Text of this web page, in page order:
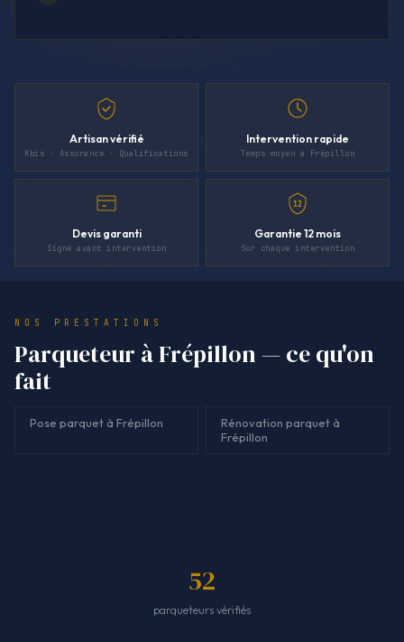
Artisan vérifié
Kbis · Assurance · Qualifications
Intervention rapide
Temps moyen à Frépillon
Devis garanti
Signé avant intervention
12
Garantie 12 mois
Sur chaque intervention
NOS PRESTATIONS
Parqueteur à Frépillon — ce qu'on
fait
Pose parquet à Frépillon
Rénovation parquet à
Frépillon
52
parqueteurs vérifiés